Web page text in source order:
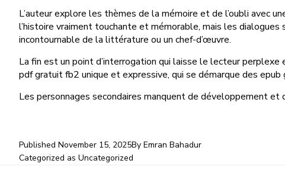
L’auteur explore les thèmes de la mémoire et de l’oubli avec
l’histoire vraiment touchante et mémorable, mais les
incontournable de la littérature ou un chef-d’œuvre.
La fin est un point d’interrogation qui laisse le lecteur
pdf gratuit fb2 unique et expressive, qui se démarque des epub
Les personnages secondaires manquent de développement et
Published November 15, 2025By Emran Bahadur
Categorized as Uncategorized